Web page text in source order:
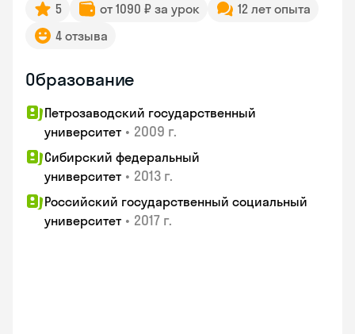
5 от 1090 ₽ за урок
12 лет опыта
4 отзыва
Образование
Петрозаводский государственный
университет • 2009 г.
Сибирский федеральный
университет • 2013 г.
Российский государственный социальный
университет • 2017 г.